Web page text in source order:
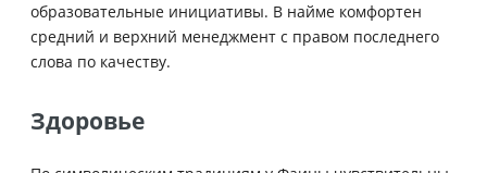
образовательные инициативы. В найме комфортен
средний и верхний менеджмент с правом последнего
слова по качеству.
Здоровье